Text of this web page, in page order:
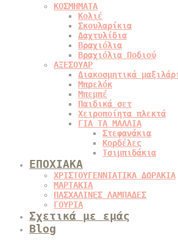
ΚΟΣΜΗΜΑΤΑ
Κολιέ
Σκουλαρίκια
Δαχτυλίδια
Βραχιόλια
Βραχιόλια Ποδιού
ΑΞΕΣΟΥΑΡ
Διακοσμητικά
Μπρελόκ
Μπεμπέ
Παιδικά σετ
Χειροποίητα πλεκτά
ΓΙΑ ΤΑ ΜΑΛΛΙΑ
Στεφανάκια
Κορδέλες
Τσιμπιδάκια
ΕΠΟΧΙΑΚΑ
ΧΡΙΣΤΟΥΓΕΝΝΙΑΤΙΚΑ ΔΩΡΑΚΙΑ
ΜΑΡΤΑΚΙΑ
ΠΑΣΧΑΛΙΝΕΣ ΛΑΜΠΑΔΕΣ
ΓΟΥΡΙΑ
Σχετικά με εμάς
Blog